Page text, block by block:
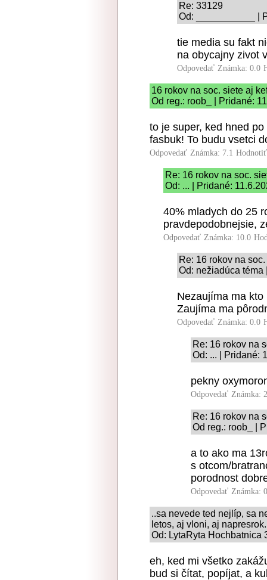
Re: 33129
Od: ___________ |
tie media su fakt
na obycajny zivot
Odpovedať Známka: 0.0
16 rokov na soc. siete aj
Od reg.: roob_ | Pridané:
to je super, ked hned
fasbuk! To budu vsetci
Odpovedať Známka: 7.1
Re: 16 rokov na soc.
Od: ... | Pridané:
40% mladych do 25
pravdepodobnejsie,
Odpovedať Známka: 10.0
Re: 16 rokov na
Od: nežiadúca téma
Nezaujíma ma
Zaujíma ma
Odpovedať Známka: 0.0
Re: 16 rokov na
Od: ... | Pridané:
pekny
Odpovedať Známka:
Re: 16 rokov na
Od reg.: roob_ |
a to ako ma
s otcom/
porodnost
Odpovedať Známka:
..sa nevede ted nejlíp, sa
letos, aj vloni, aj
Od: LytaRyta Hochbatnica
eh, ked mi všetko
bud si čítat, popíjat, a